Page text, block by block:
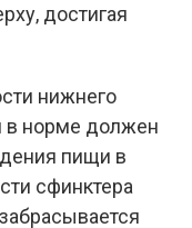
достигая
нижнего
в норме должен
пищи в
сфинктера